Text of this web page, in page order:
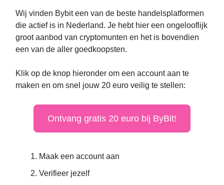
Wij vinden Bybit een van de beste handelsplatformen
die actief is in Nederland. Je hebt hier een ongelooflijk
groot aanbod van cryptomunten en het is bovendien
een van de aller goedkoopsten.
Klik op de knop hieronder om een account aan te
maken en om snel jouw 20 euro veilig te stellen:
Ontvang gratis 20 euro bij ByBit!
Maak een account aan
Verifieer jezelf